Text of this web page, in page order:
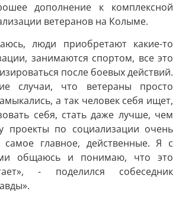
дополнение к комплексной
ветеранов на Колыме.
люди приобретают какие-то
занимаются спортом, все это
после боевых действий.
случаи, что ветераны просто
а так человек себя ищет,
себя, стать даже лучше, чем
проекты по социализации очень
главное, действенные. Я с
общаюсь и понимаю, что это
- поделился собеседник